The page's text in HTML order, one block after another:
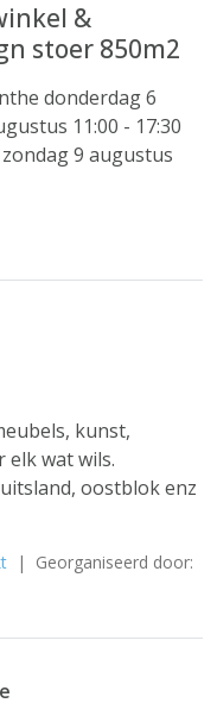
&
stoer 850m2
donderdag 6
11:00 - 17:30
9 augustus
kunst,
elk wat wils.
oostblok enz
| Georganiseerd door: